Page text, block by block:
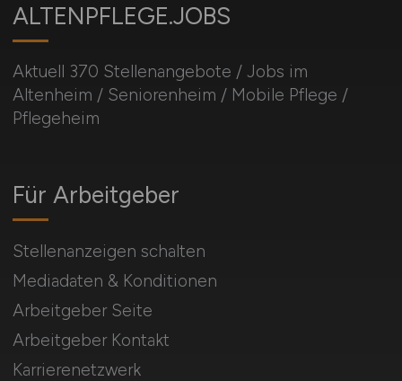
ALTENPFLEGE.JOBS
Aktuell 370 Stellenangebote / Jobs im
Altenheim / Seniorenheim / Mobile Pflege /
Pflegeheim
Für Arbeitgeber
Stellenanzeigen schalten
Mediadaten & Konditionen
Arbeitgeber Seite
Arbeitgeber Kontakt
Karrierenetzwerk